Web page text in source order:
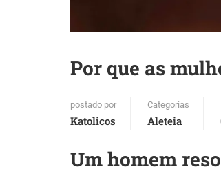
Por que as
postado por
Katolicos
Categorias
Aleteia
Um homem